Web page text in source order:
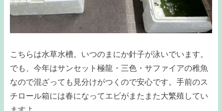
こちらは水草水槽。いつのまにか針子が泳いでいます。
でも、今年はサンセット極龍・三色・サファイアの稚魚
なので混ざっても見分けがつくので安心です。手前のス
チロール箱には春になってエビがまたまた大繁殖してい